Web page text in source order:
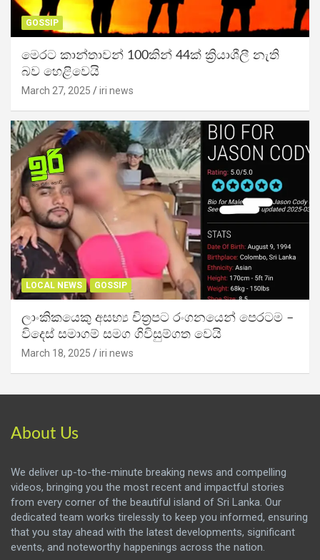
GOSSIP
මෙරට කාන්තාවන් 100කින් 44ක් ක්‍රියාශීලී නැති
බව හෙළිවෙයි
March 27, 2025 iri news
LOCAL NEWS GOSSIP
ලාංකිකයෙකු අසභ්‍ය චිත්‍රපට රංගනයෙන් පෙරටම –
විදෙස් සමාගම් සමග ගිවිසුම්ගත වෙයි
March 18, 2025 iri news
About Us
We deliver up-to-the-minute breaking news and compelling
videos, bringing you the most recent and impactful stories
from every corner of the beautiful island of Sri Lanka. Our
dedicated team works tirelessly to keep you informed, ensuring
that you stay ahead with the latest developments, significant
events, and noteworthy happenings across the nation.